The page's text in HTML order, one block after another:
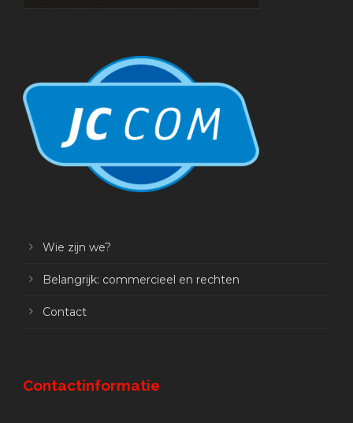
Wie zijn we?
Belangrijk: commercieel en rechten
Contact
Contactinformatie